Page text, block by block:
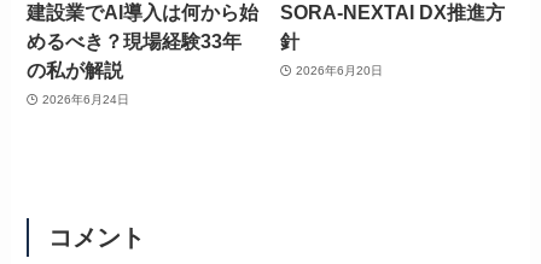
建設業でAI導入は何から始
めるべき？現場経験33年
の私が解説
2026年6月24日
SORA-NEXTAI DX推進方
針
2026年6月20日
コメント